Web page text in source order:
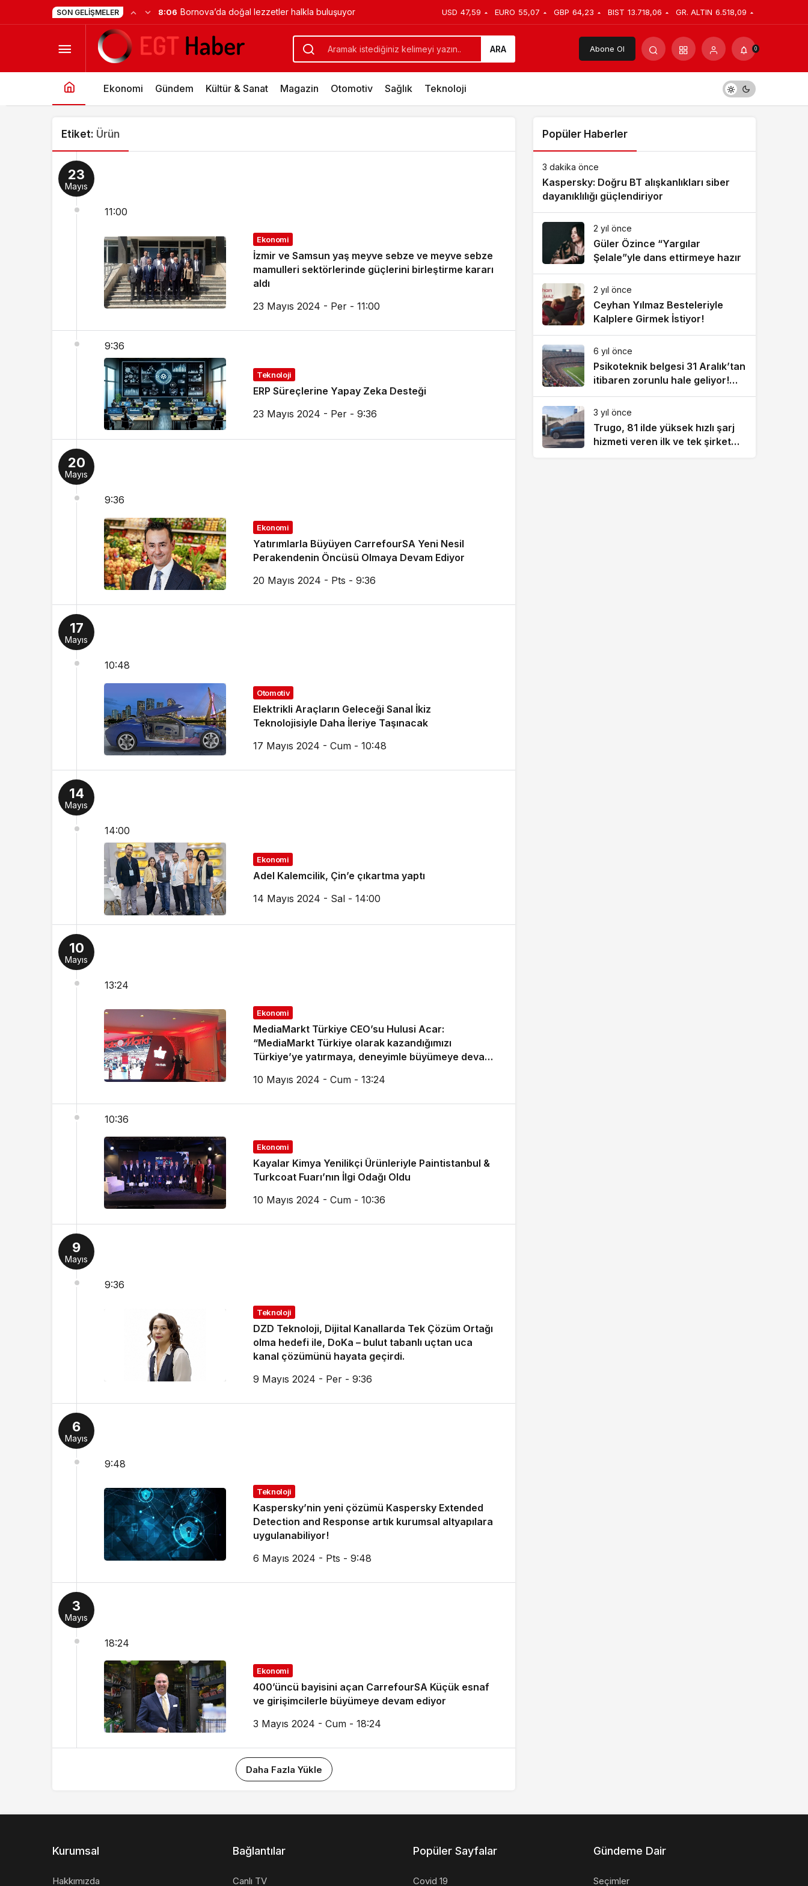
SON GELIŞMELER
Bornova’da doğal lezzetler halkla buluşuyor USD 47,59 EURO 55,07 GBP 64,23 BIST 13.718,06 GR. ALTIN 6.518,09
ARA Abone Ol 0
Ekonomi Gündem Kültür & Sanat Magazin Otomotiv Sağlık Teknoloji
Etiket: Ürün
23
Mayıs
11:00
Ekonomi
İzmir ve Samsun yaş meyve sebze ve meyve sebze
mamulleri sektörlerinde güçlerini birleştirme kararı
aldı
23 Mayıs 2024 - Per - 11:00
9:36
Teknoloji
ERP Süreçlerine Yapay Zeka Desteği
23 Mayıs 2024 - Per - 9:36
20
Mayıs
9:36
Ekonomi
Yatırımlarla Büyüyen CarrefourSA Yeni Nesil
Perakendenin Öncüsü Olmaya Devam Ediyor
20 Mayıs 2024 - Pts - 9:36
17
Mayıs
10:48
Otomotiv
Elektrikli Araçların Geleceği Sanal İkiz
Teknolojisiyle Daha İleriye Taşınacak
17 Mayıs 2024 - Cum - 10:48
14
Mayıs
14:00
Ekonomi
Adel Kalemcilik, Çin’e çıkartma yaptı
14 Mayıs 2024 - Sal - 14:00
10
Mayıs
13:24
Ekonomi
MediaMarkt Türkiye CEO’su Hulusi Acar:
“MediaMarkt Türkiye olarak kazandığımızı
Türkiye’ye yatırmaya, deneyimle büyümeye devam
10 Mayıs 2024 - Cum - 13:24
10:36
Ekonomi
Kayalar Kimya Yenilikçi Ürünleriyle Paintistanbul &
Turkcoat Fuarı’nın İlgi Odağı Oldu
10 Mayıs 2024 - Cum - 10:36
9
Mayıs
9:36
Teknoloji
DZD Teknoloji, Dijital Kanallarda Tek Çözüm Ortağı
olma hedefi ile, DoKa – bulut tabanlı uçtan uca
kanal çözümünü hayata geçirdi.
9 Mayıs 2024 - Per - 9:36
6
Mayıs
9:48
Teknoloji
Kaspersky’nin yeni çözümü Kaspersky Extended
Detection and Response artık kurumsal altyapılara
uygulanabiliyor!
6 Mayıs 2024 - Pts - 9:48
3
Mayıs
18:24
Ekonomi
400’üncü bayisini açan CarrefourSA Küçük esnaf
ve girişimcilerle büyümeye devam ediyor
3 Mayıs 2024 - Cum - 18:24
Daha Fazla Yükle
Popüler Haberler
3 dakika önce
Kaspersky: Doğru BT alışkanlıkları siber
dayanıklılığı güçlendiriyor
2 yıl önce
Güler Özince “Yargılar
Şelale”yle dans ettirmeye hazır
2 yıl önce
Ceyhan Yılmaz Besteleriyle
Kalplere Girmek İstiyor!
6 yıl önce
Psikoteknik belgesi 31 Aralık’tan
itibaren zorunlu hale geliyor!
1083 lira cezası var
3 yıl önce
Trugo, 81 ilde yüksek hızlı şarj
hizmeti veren ilk ve tek şirket
Kurumsal
Hakkımızda
Bağlantılar
Canlı TV
Popüler Sayfalar
Covid 19
Gündeme Dair
Seçimler